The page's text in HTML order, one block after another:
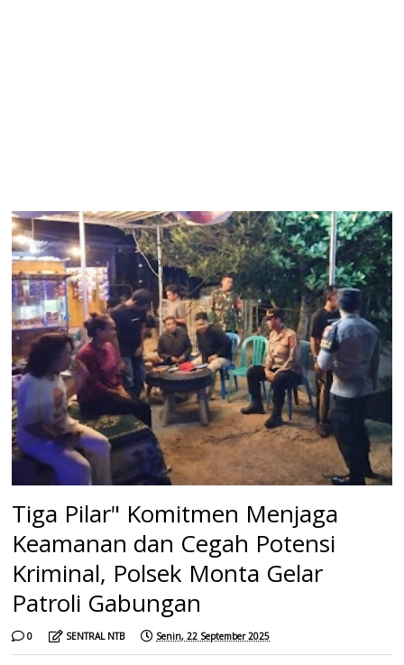
Tiga Pilar" Komitmen Menjaga
Keamanan dan Cegah Potensi
Kriminal, Polsek Monta Gelar
Patroli Gabungan
0 SENTRAL NTB Senin, 22 September 2025